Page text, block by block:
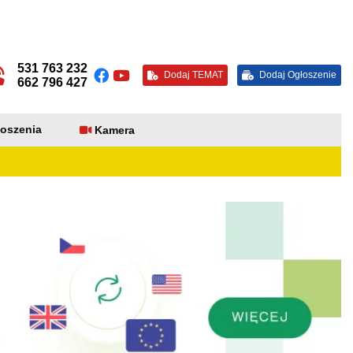
531 763 232
662 796 427
Dodaj TEMAT Dodaj Ogłoszenie
Kamera